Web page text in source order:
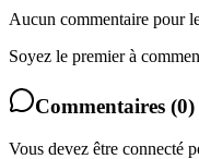
Aucun commentaire pour
Soyez le premier à
Commentaires (0)
Vous devez être connecté